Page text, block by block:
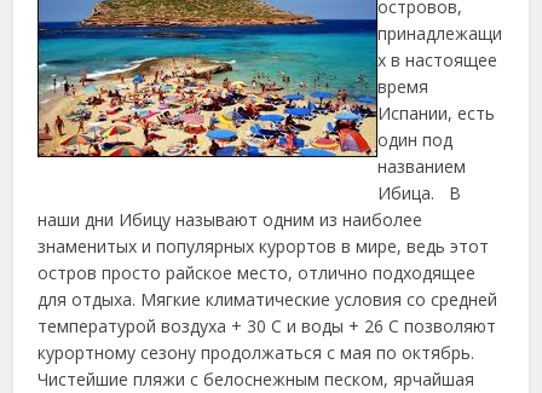
островов,
принадлежащи
х в настоящее
время
Испании, есть
один под
названием
Ибица. В
наши дни Ибицу называют одним из наиболее
знаменитых и популярных курортов в мире, ведь этот
остров просто райское место,отлично подходящее
для отдыха. Мягкие климатические условия со средней
температурой воздуха + 30 С и воды + 26 С позволяют
курортному сезону продолжаться с мая по октябрь.
Чистейшие пляжи с белоснежным песком, ярчайшая